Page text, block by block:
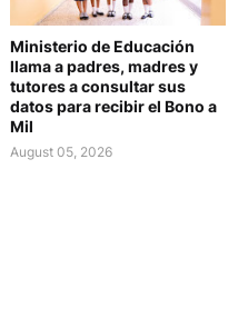
Ministerio de Educación
llama a padres, madres y
tutores a consultar sus
datos para recibir el Bono a
Mil
August 05, 2026